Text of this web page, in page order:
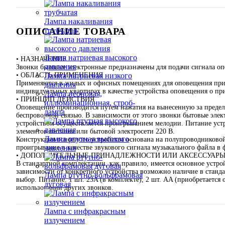
Лампа накаливания
трубчатая
Лампа натриевая высокого
давления
Лампа натриевая низкого
давления
Лампа неоновая,
иллюминационная, строб-
лампа
Лампа ртутная высокого
давления
Лампа ртутно-вольфрамовая
дуговая
Лампа с инфракрасным
излучением
ОПИСАНИЕ ТОВАРА
• НАЗНАЧЕНИЕ
Звонки бытовые электронные предназначены для подачи сигнала
• ОБЛАСТЬ ПРИМЕНЕНИЯ
Применяются в жилых и офисных помещениях для оповещения
индивидуальных квартирах в качестве устройства оповещения о
• ПРИНЦИП ДЕЙСТВИЯ
Оповещение производится путем нажатия на вынесенную за
беспроводной связью. В зависимости от этого звонки бытовые
устройством осуществляется проигрыванием мелодии. Питание
элементов питания или бытовой электросети 220 В.
Конструкция основного устройства основана на
проигрывание в качестве звукового сигнала музыкального файла
• ДОПОЛНИТЕЛЬНЫЕ ПРИНАДЛЕЖНОСТИ ИЛИ АКСЕССУАРЫ
В стандартной комплектации, как правило, имеется основное
зависимости от конкретного устройства возможно наличие в
выбор. Питание: 1 шт. 23A (в комплекте), 2 шт. AA (приобретается
использовании других звонков.